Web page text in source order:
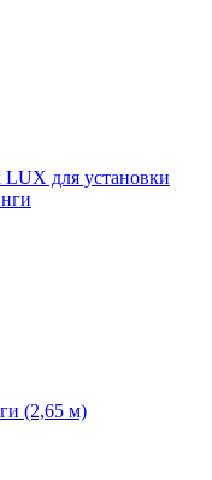
LUX для установки
(2,65 м)